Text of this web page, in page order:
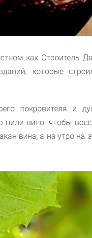
как Строитель
которые
покровителя и
пили вино, чтобы
вина, а на утро на